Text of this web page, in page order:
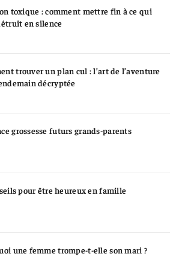
toxique : comment mettre fin à ce qui
en silence
trouver un plan cul : l’art de l’aventure
décryptée
grossesse futurs grands-parents
pour être heureux en famille
une femme trompe-t-elle son mari ?